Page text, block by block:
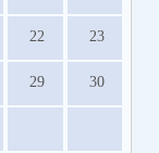
22 23
29 30